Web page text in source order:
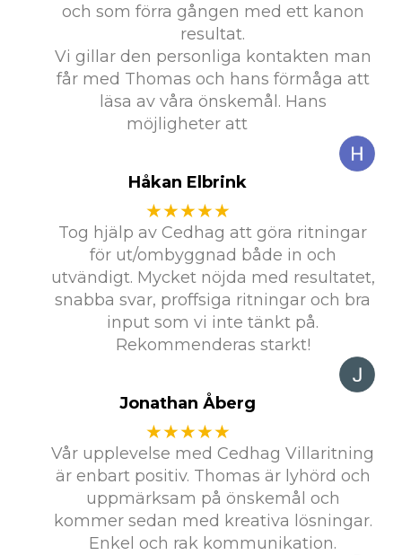
och som förra gången med ett kanon
resultat.
Vi gillar den personliga kontakten man
får med Thomas och hans förmåga att
läsa av våra önskemål. Hans
möjligheter att
Håkan Elbrink
★★★★★
Tog hjälp av Cedhag att göra ritningar
för ut/ombyggnad både in och
utvändigt. Mycket nöjda med resultatet,
snabba svar, proffsiga ritningar och bra
input som vi inte tänkt på.
Rekommenderas starkt!
Jonathan Åberg
★★★★★
Vår upplevelse med Cedhag Villaritning
är enbart positiv. Thomas är lyhörd och
uppmärksam på önskemål och
kommer sedan med kreativa lösningar.
Enkel och rak kommunikation.